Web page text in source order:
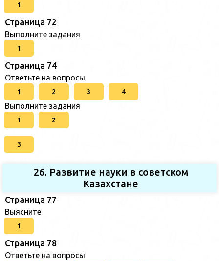
1
Страница 72
Выполните задания
1
Страница 74
Ответьте на вопросы
1 2 3 4
Выполните задания
1 2
3
26. Развитие науки в советском
Казахстане
Страница 77
Выясните
1
Страница 78
Ответьте на вопросы